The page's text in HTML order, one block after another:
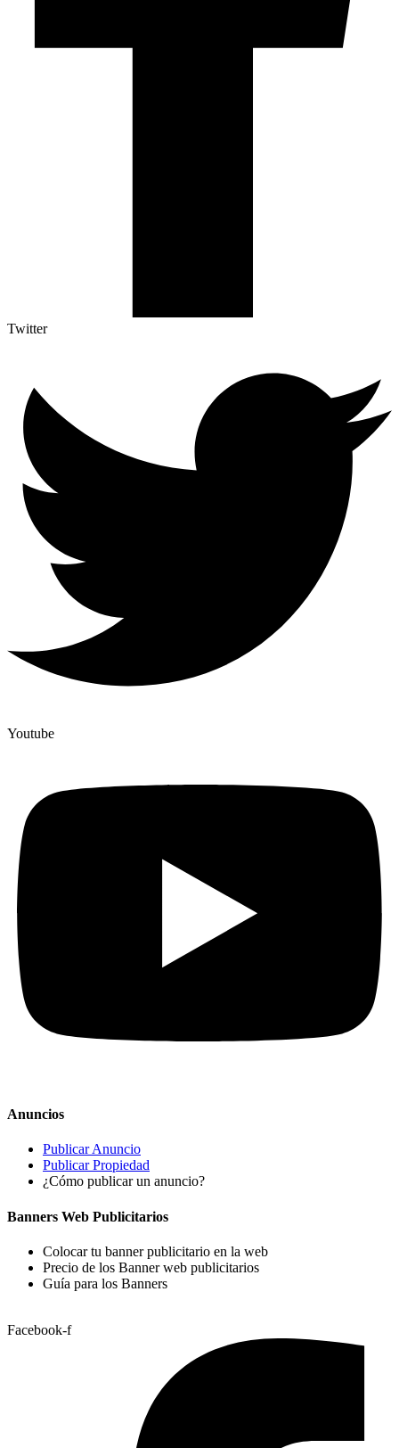
Twitter
Youtube
Anuncios
Publicar Anuncio
Publicar Propiedad
¿Cómo publicar un anuncio?
Banners Web Publicitarios
Colocar tu banner publicitario en la web
Precio de los Banner web publicitarios
Guía para los Banners
Facebook-f